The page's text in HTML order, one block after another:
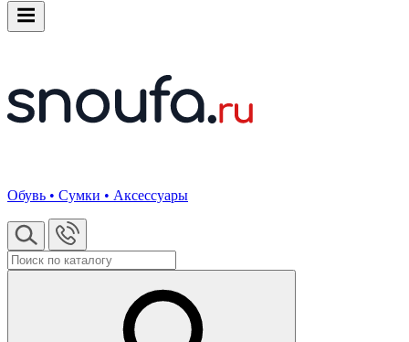
Обувь • Сумки • Аксессуары